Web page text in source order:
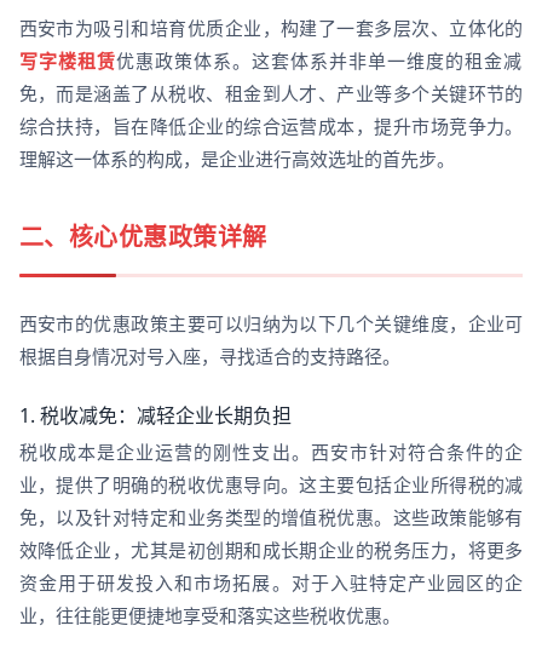
西安市为吸引和培育优质企业，构建了一套多层次、立体化的
写字楼租赁优惠政策体系。这套体系并非单一维度的租金减
免，而是涵盖了从税收、租金到人才、产业等多个关键环节的
综合扶持，旨在降低企业的综合运营成本，提升市场竞争力。
理解这一体系的构成，是企业进行高效选址的首先步。
二、核心优惠政策详解
西安市的优惠政策主要可以归纳为以下几个关键维度，企业可
根据自身情况对号入座，寻找适合的支持路径。
1. 税收减免：减轻企业长期负担
税收成本是企业运营的刚性支出。西安市针对符合条件的企
业，提供了明确的税收优惠导向。这主要包括企业所得税的减
免，以及针对特定和业务类型的增值税优惠。这些政策能够有
效降低企业，尤其是初创期和成长期企业的税务压力，将更多
资金用于研发投入和市场拓展。对于入驻特定产业园区的企
业，往往能更便捷地享受和落实这些税收优惠。